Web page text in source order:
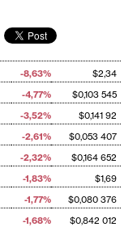
-8,63%
$2,34
-4,77%
$0,103 545
-3,52%
$0,141 92
-2,61%
$0,053 407
-2,32%
$0,164 652
-1,83%
$1,69
-1,77%
$0,080 376
-1,68%
$0,842 012